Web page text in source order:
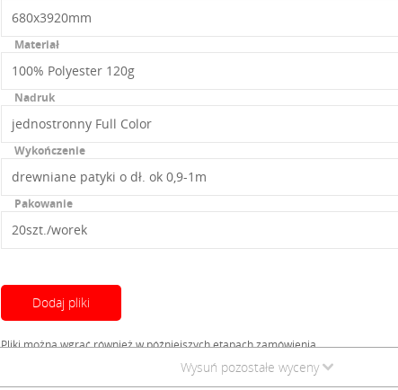
Materiał
Nadruk
Wykończenie
Pakowanie
Dodaj pliki
Pliki można wgrać również w późniejszych etapach zamówienia.
Wysuń pozostałe wyceny ↓